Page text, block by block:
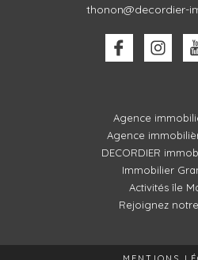
thonon@decordier-
Agence
Agence
DECORDIER
Immobilier
Activités île
Rejoignez